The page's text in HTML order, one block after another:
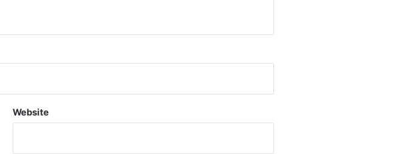
Website